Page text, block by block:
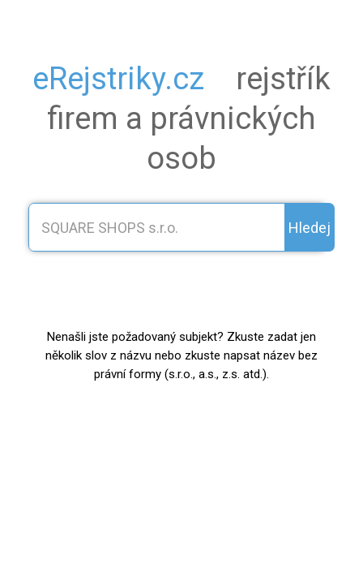
eRejstriky.cz
rejstřík
firem a právnických
osob
Hledej
Nenašli jste požadovaný subjekt? Zkuste zadat jen
několik slov z názvu nebo zkuste napsat název bez
právní formy (s.r.o., a.s., z.s. atd.).